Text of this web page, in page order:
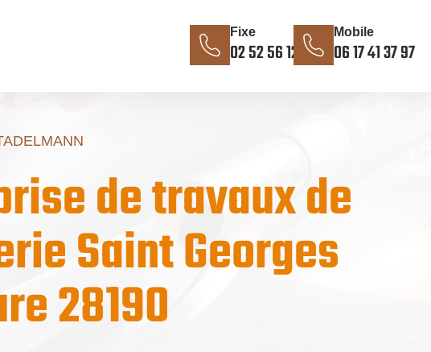
Fixe
02 52 56 12 85
Mobile
06 17 41 37 97
de travaux de
Saint Georges
28190